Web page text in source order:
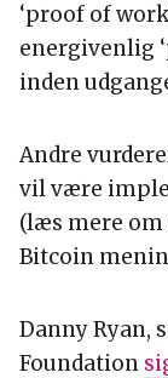
‘proof of
energivenlig
inden
Andre
vil være
(læs mere
Bitcoin
Danny Ryan,
Foundation